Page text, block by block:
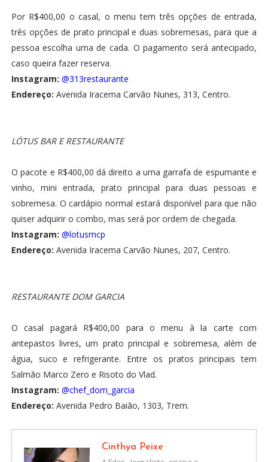
Por R$400,00 o casal, o menu tem três opções de entrada,
três opções de prato principal e duas sobremesas, para que a
pessoa escolha uma de cada. O pagamento será antecipado,
caso queira fazer reserva.
Instagram: @313restaurante
Endereço: Avenida Iracema Carvão Nunes, 313, Centro.
LÓTUS BAR E RESTAURANTE
O pacote e R$400,00 dá direito a uma garrafa de espumante e
vinho, mini entrada, prato principal para duas pessoas e
sobremesa. O cardápio normal estará disponível para que não
quiser adquirir o combo, mas será por ordem de chegada.
Instagram: @lotusmcp
Endereço: Avenida Iracema Carvão Nunes, 207, Centro.
RESTAURANTE DOM GARCIA
O casal pagará R$400,00 para o menu à la carte com
antepastos livres, um prato principal e sobremesa, além de
água, suco e refrigerante. Entre os pratos principais tem
Salmão Marco Zero e Risoto do Vlad.
Instagram: @chef_dom_garcia
Endereço: Avenida Pedro Baião, 1303, Trem.
Cinthya Peixe